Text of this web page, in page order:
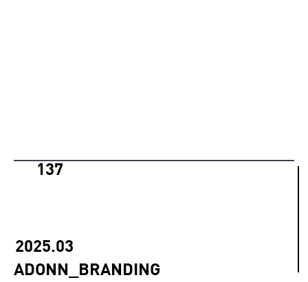
2025.03
ADONN_BRANDING
137